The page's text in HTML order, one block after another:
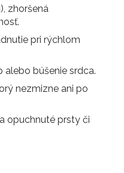
zhoršená
pri rýchlom
búšenie srdca.
nezmizne ani po
opuchnuté prsty či